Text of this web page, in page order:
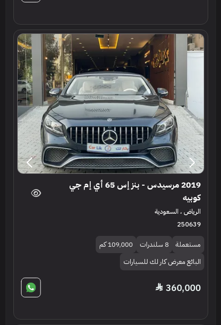
2019 مرسيدس - بنز إس 65 أي إم جي
كوبيه
الرياض ، السعودية
250639
مستعملة 8 سلندرات
109,000 كم
البائع معرض كار لك للسيارات
360,000